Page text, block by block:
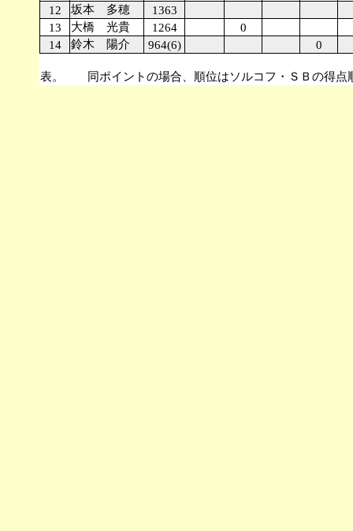
12
坂本 多穂
1363
13
大橋 光貴 1264
0
14
鈴木 陽介 964(6)
0
表。 同ポイントの場合、順位はソルコフ・Ｓ